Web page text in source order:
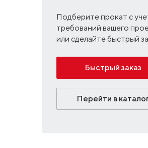
Подберите прокат с
требований вашего
или сделайте быстрый
Быстрый заказ
Перейти в